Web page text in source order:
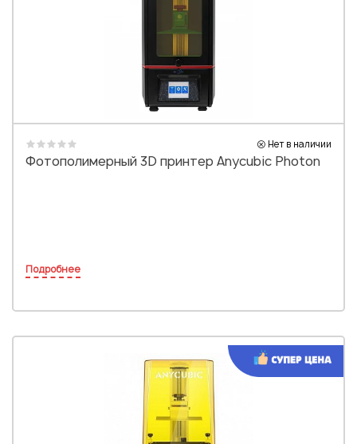
Нет в наличии
Фотополимерный 3D принтер Anycubic Photon
Подробнее